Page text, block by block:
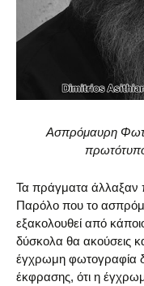
Ασπρόμαυρη
Τα πράγματα άλλαξαν
Παρόλο που το
εξακολουθεί από
δύσκολα θα ακούσεις
έγχρωμη φωτογραφία
έκφρασης, ότι η